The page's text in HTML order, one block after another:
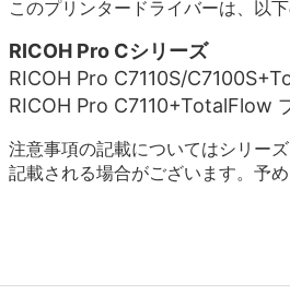
このプリンタードライバーは、以
RICOH Pro Cシリーズ
RICOH Pro C7110S/
RICOH Pro C7110+TotalFlow
注意事項の記載についてはシリー
記載される場合がございます。予め